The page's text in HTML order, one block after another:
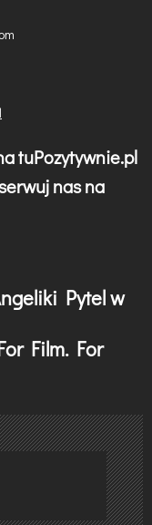
tuPozytywnie.pl
nas na
Pytel w
Film. For